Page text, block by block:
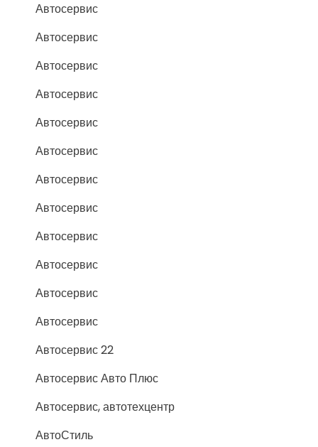
Автосервис
Автосервис
Автосервис
Автосервис
Автосервис
Автосервис
Автосервис
Автосервис
Автосервис
Автосервис
Автосервис
Автосервис
Автосервис 22
Автосервис Авто Плюс
Автосервис, автотехцентр
АвтоСтиль